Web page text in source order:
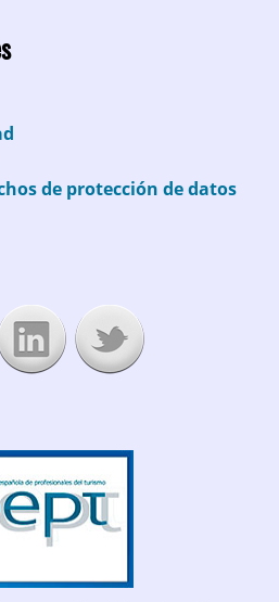
de protección de datos